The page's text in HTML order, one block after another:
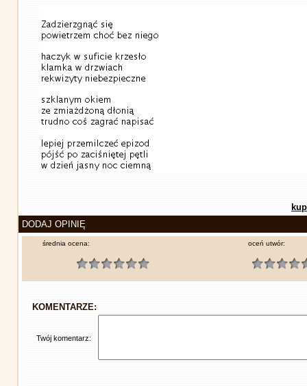
DODAJ OPINIĘ
średnia ocena: oceń utwór:
KOMENTARZE:
Twój komentarz: